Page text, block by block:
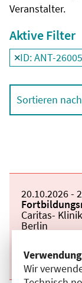
Wir
Veranstalter.
Aktive Filter
Filter
ID: ANT-
Sortieren nach
Beginn:
20.10.2026-
Caritas-
Berlin
Details